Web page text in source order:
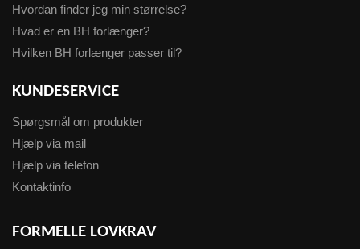
Hvordan finder jeg min størrelse?
Hvad er en BH forlænger?
Hvilken BH forlænger passer til?
KUNDESERVICE
Spørgsmål om produkter
Hjælp via mail
Hjælp via telefon
Kontaktinfo
FORMELLE LOVKRAV